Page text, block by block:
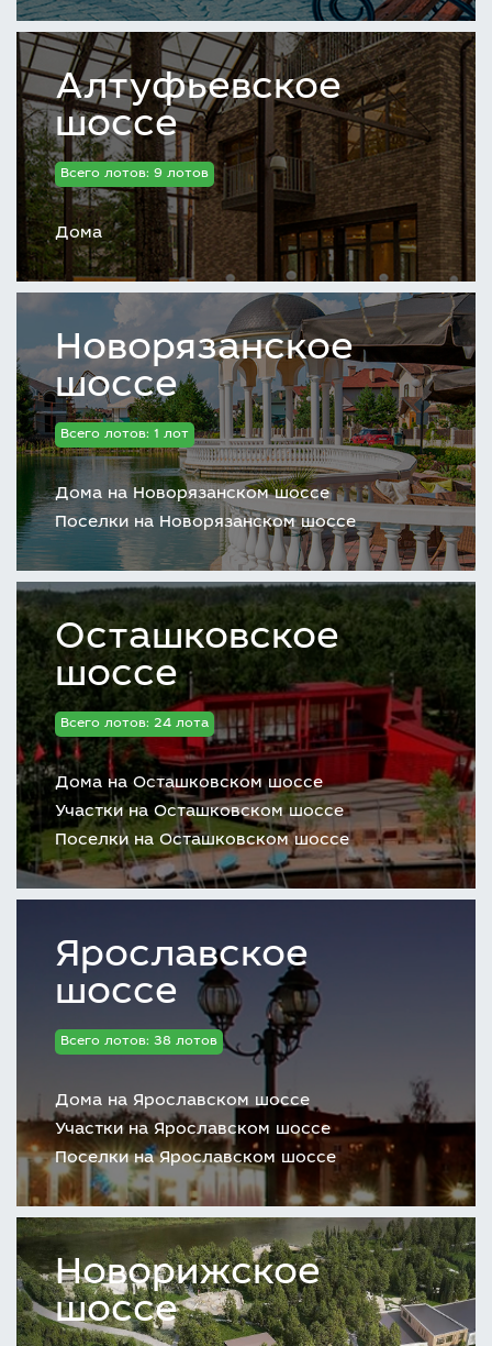
Алтуфьевское
шоссе
Всего лотов: 9 лотов
Дома
Новорязанское
шоссе
Всего лотов: 1 лот
Дома на Новорязанском шоссе
Поселки на Новорязанском шоссе
Осташковское
шоссе
Всего лотов: 24 лота
Дома на Осташковском шоссе
Участки на Осташковском шоссе
Поселки на Осташковском шоссе
Ярославское
шоссе
Всего лотов: 38 лотов
Дома на Ярославском шоссе
Участки на Ярославском шоссе
Поселки на Ярославском шоссе
Новорижское
шоссе